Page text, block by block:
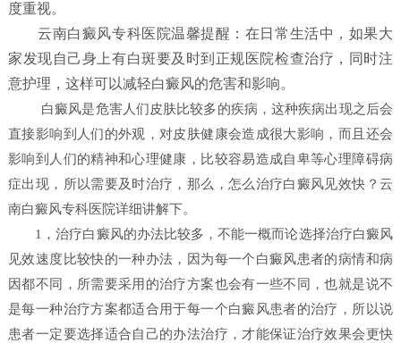
度重视。
云南白癜风专科医院温馨提醒：在日常生活中，如果大
家发现自己身上有白斑要及时到正规医院检查治疗，同时注
意护理，这样可以减轻白癜风的危害和影响。
白癜风是危害人们皮肤比较多的疾病，这种疾病出现之后会
直接影响到人们的外观，对皮肤健康会造成很大影响，而且还会
影响到人们的精神和心理健康，比较容易造成自卑等心理障碍病
症出现，所以需要及时治疗，那么，怎么治疗白癜风见效快？ 云
南白癜风专科医院详细讲解下。
1，治疗白癜风的办法比较多，不能一概而论选择治疗白癜风
见效速度比较快的一种办法，因为每一个白癜风患者的病情和病
因都不同，所需要采用的治疗方案也会有一些不同，也就是说不
是每一种治疗方案都适合用于每一个白癜风患者的治疗，所以说
患者一定要选择适合自己的办法治疗，才能保证治疗效果会更快